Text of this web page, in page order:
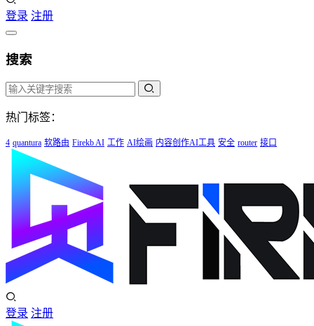
登录 注册
搜索
热门标签：
4 quantura 软路由 Firekb AI 工作 AI绘画 内容创作AI工具 安全 router 接口
登录 注册